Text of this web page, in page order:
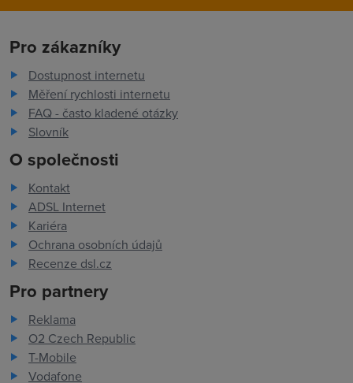
Pro zákazníky
Dostupnost internetu
Měření rychlosti internetu
FAQ - často kladené otázky
Slovník
O společnosti
Kontakt
ADSL Internet
Kariéra
Ochrana osobních údajů
Recenze dsl.cz
Pro partnery
Reklama
O2 Czech Republic
T-Mobile
Vodafone